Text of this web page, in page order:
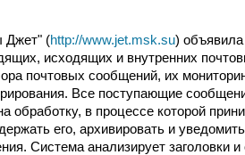
Джет" (http://www.jet.msk.su)
исходящих и внутренних
почтовых сообщений, их
Все поступающие
обработку, в процессе которой
его, архивировать и
Система анализирует заголовки